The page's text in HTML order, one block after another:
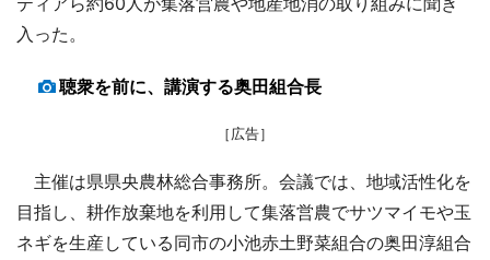
入った。
聴衆を前に、講演する奥田組合長
［広告］
主催は県県央農林総合事務所。会議では、地域活性化を
目指し、耕作放棄地を利用して集落営農でサツマイモや玉
ネギを生産している同市の小池赤土野菜組合の奥田淳組合